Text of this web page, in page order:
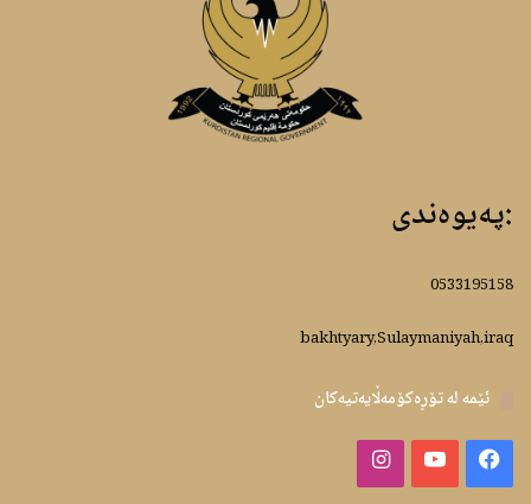
:پەیوەندى
0533195158
bakhtyary,Sulaymaniyah,iraq
ئێمە لە تۆڕەکۆمەڵایەتیەکان
Facebook
YouTube